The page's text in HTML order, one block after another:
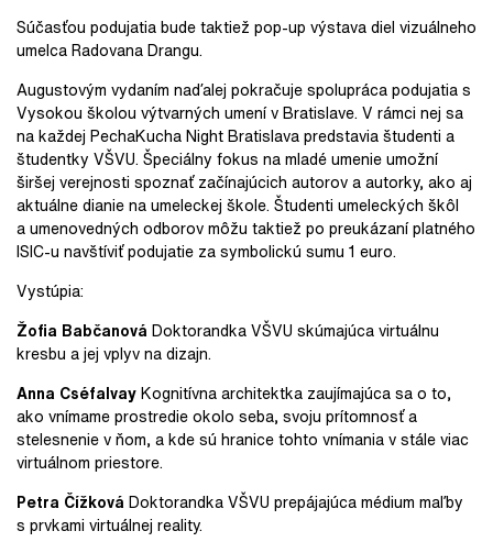
Súčasťou podujatia bude taktiež pop-up výstava diel vizuálneho
umelca Radovana Drangu.
Augustovým vydaním naďalej pokračuje spolupráca podujatia s
Vysokou školou výtvarných umení v Bratislave. V rámci nej sa
na každej PechaKucha Night Bratislava predstavia študenti a
študentky VŠVU. Špeciálny fokus na mladé umenie umožní
širšej verejnosti spoznať začínajúcich autorov a autorky, ako aj
aktuálne dianie na umeleckej škole. Študenti umeleckých škôl
a umenovedných odborov môžu taktiež po preukázaní platného
ISIC-u navštíviť podujatie za symbolickú sumu 1 euro.
Vystúpia:
Žofia Babčanová Doktorandka VŠVU skúmajúca virtuálnu
kresbu a jej vplyv na dizajn.
Anna CséfalvayKognitívna architektka zaujímajúca sa o to,
ako vnímame prostredie okolo seba, svoju prítomnosť a
stelesnenie v ňom, a kde sú hranice tohto vnímania v stále viac
virtuálnom priestore.
Petra Čížková Doktorandka VŠVU prepájajúca médium maľby
s prvkami virtuálnej reality.